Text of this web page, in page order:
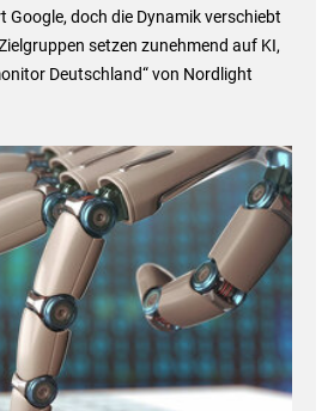
Google, doch die Dynamik verschiebt
setzen zunehmend auf KI,
Deutschland“ von Nordlight